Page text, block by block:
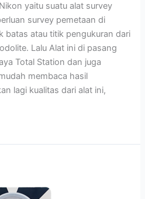
yaitu suatu alat survey
survey pemetaan di
batas atau titik pengukuran dari
Lalu Alat ini di pasang
Total Station dan juga
membaca hasil
lagi kualitas dari alat ini,